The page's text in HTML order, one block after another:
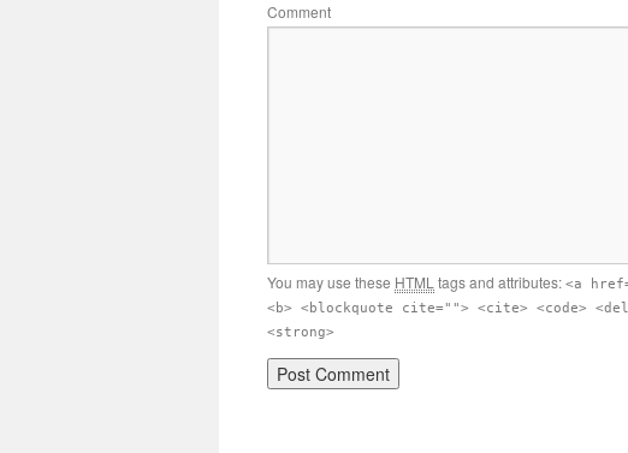
Comment
You may use these HTML tags and attributes: <a
<b> <blockquote cite=""> <cite> <code>
<strong>